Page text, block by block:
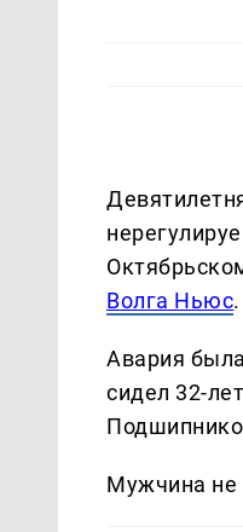
Волга Ньюс.
Авария
сидел 32-
Мужчина не